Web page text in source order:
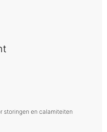
storingen en calamiteiten